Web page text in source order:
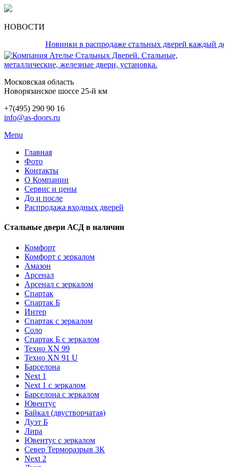
НОВОСТИ
Новинки в распродаже стальных дверей каждый день!
Московская область
Новорязанское шоссе 25-й км
+7(495) 290 90 16
info@as-doors.ru
Menu
Главная
Фото
Контакты
О Компании
Сервис и цены
До и после
Распродажа входных дверей
Стальные двери АСД в наличии
Комфорт
Комфорт с зеркалом
Амазон
Арсенал
Арсенал с зеркалом
Спартак
Спартак Б
Интер
Спартак с зеркалом
Соло
Спартак Б с зеркалом
Техно XN 99
Техно XN 91 U
Барселона
Next 1
Next 1 с зеркалом
Барселона с зеркалом
Ювентус
Байкал (двустворчатая)
Дуэт Б
Лира
Ювентус с зеркалом
Север Терморазрыв 3К
Next 2